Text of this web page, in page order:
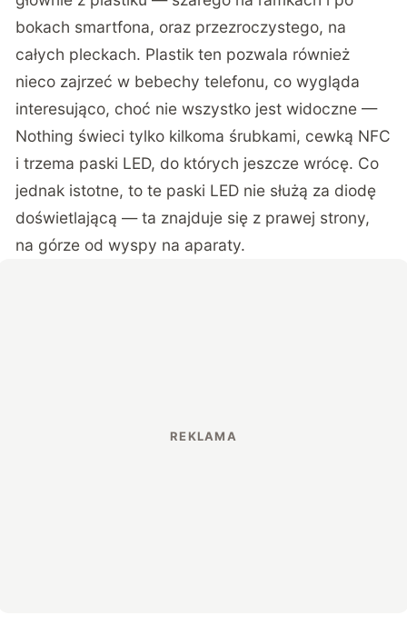
bokach smartfona, oraz przezroczystego, na
całych pleckach. Plastik ten pozwala również
nieco zajrzeć w bebechy telefonu, co wygląda
interesująco, choć nie wszystko jest widoczne —
Nothing świeci tylko kilkoma śrubkami, cewką NFC
i trzema paski LED, do których jeszcze wrócę. Co
jednak istotne, to te paski LED nie służą za diodę
doświetlającą — ta znajduje się z prawej strony,
na górze od wyspy na aparaty.